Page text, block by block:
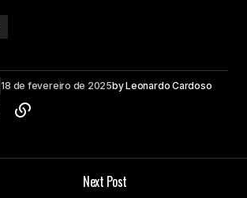
18 de fevereiro de 2025byLeonardo Cardoso
Next Post